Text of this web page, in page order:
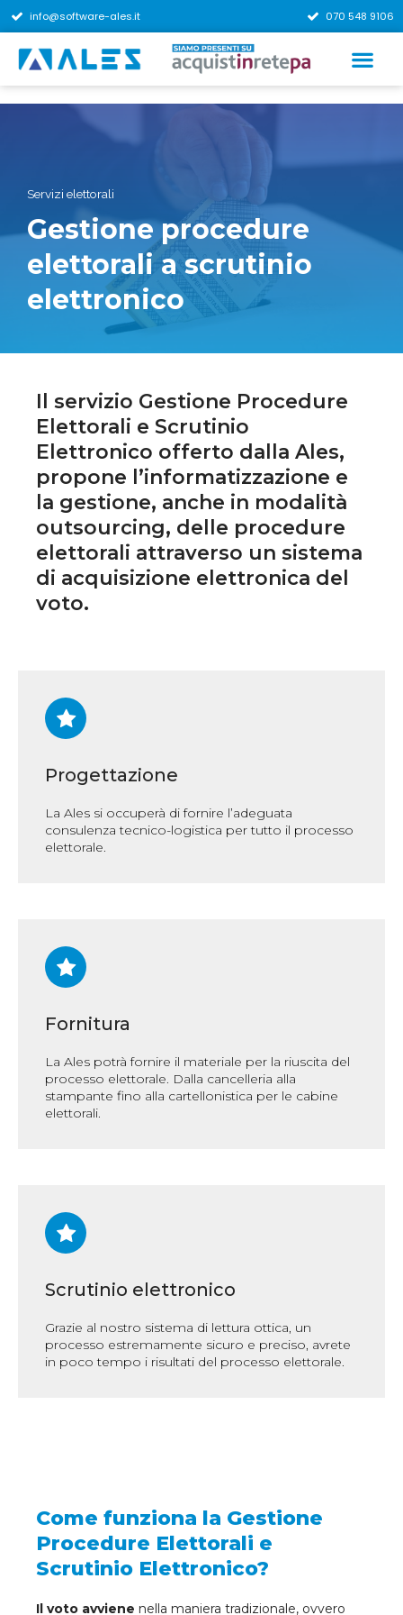
info@software-ales.it 070 548 9106
Servizi elettorali
Gestione procedure
elettorali a scrutinio
elettronico
Il servizio Gestione Procedure
Elettorali e Scrutinio
Elettronico offerto dalla Ales,
propone l’informatizzazione e
la gestione, anche in modalità
outsourcing, delle procedure
elettorali attraverso un sistema
di acquisizione elettronica del
voto.
Progettazione
La Ales si occuperà di fornire l’adeguata
consulenza tecnico-logistica per tutto il processo
elettorale.
Fornitura
La Ales potrà fornire il materiale per la riuscita del
processo elettorale. Dalla cancelleria alla
stampante fino alla cartellonistica per le cabine
elettorali.
Scrutinio elettronico
Grazie al nostro sistema di lettura ottica, un
processo estremamente sicuro e preciso, avrete
in poco tempo i risultati del processo elettorale.
Come funziona la Gestione
Procedure Elettorali e
Scrutinio Elettronico?
Il voto avviene nella maniera tradizionale, ovvero